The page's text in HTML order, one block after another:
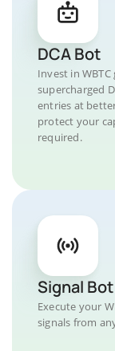
DCA Bot
Invest in
supercharged
entries at
protect your
required.
Signal Bot
Execute your
signals from